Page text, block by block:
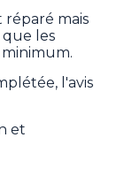
mais
les
l'avis
et